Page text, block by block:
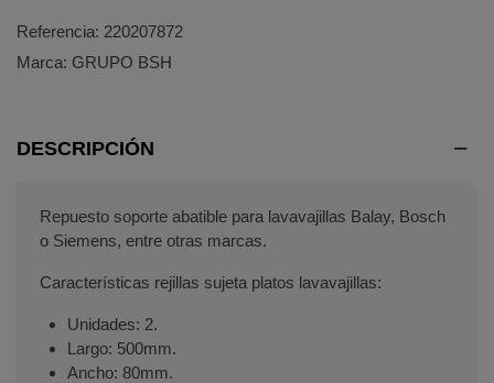
Referencia: 220207872
Marca: GRUPO BSH
DESCRIPCIÓN
Repuesto soporte abatible para lavavajillas Balay, Bosch
o Siemens, entre otras marcas.
Características rejillas sujeta platos lavavajillas:
Unidades: 2.
Largo: 500mm.
Ancho: 80mm.